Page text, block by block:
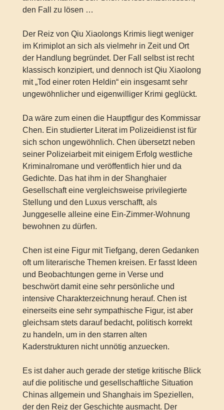
den Fall zu lösen …
Der Reiz von Qiu Xiaolongs Krimis liegt weniger
im Krimiplot an sich als vielmehr in Zeit und Ort
der Handlung begründet. Der Fall selbst ist recht
klassisch konzipiert, und dennoch ist Qiu Xiaolong
mit „Tod einer roten Heldin“ ein insgesamt sehr
ungewöhnlicher und eigenwilliger Krimi geglückt.
Da wäre zum einen die Hauptfigur des Kommissar
Chen. Ein studierter Literat im Polizeidienst ist für
sich schon ungewöhnlich. Chen übersetzt neben
seiner Polizeiarbeit mit einigem Erfolg westliche
Kriminalromane und veröffentlich hier und da
Gedichte. Das hat ihm in der Shanghaier
Gesellschaft eine vergleichsweise privilegierte
Stellung und den Luxus verschafft, als
Junggeselle alleine eine Ein-Zimmer-Wohnung
bewohnen zu dürfen.
Chen ist eine Figur mit Tiefgang, deren Gedanken
oft um literarische Themen kreisen. Er fasst Ideen
und Beobachtungen gerne in Verse und
beschwört damit eine sehr persönliche und
intensive Charakterzeichnung herauf. Chen ist
einerseits eine sehr sympathische Figur, ist aber
gleichsam stets darauf bedacht, politisch korrekt
zu handeln, um in den starren alten
Kaderstrukturen nicht unnötig anzuecken.
Es ist daher auch gerade der stetige kritische Blick
auf die politische und gesellschaftliche Situation
Chinas allgemein und Shanghais im Speziellen,
der den Reiz der Geschichte ausmacht. Der